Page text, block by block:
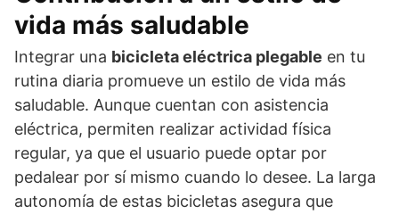
vida más saludable
Integrar una bicicleta eléctrica plegable en tu
rutina diaria promueve un estilo de vida más
saludable. Aunque cuentan con asistencia
eléctrica, permiten realizar actividad física
regular, ya que el usuario puede optar por
pedalear por sí mismo cuando lo desee. La larga
autonomía de estas bicicletas asegura que